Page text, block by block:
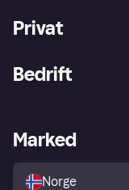
Privat
Utforsk butikker
Bedrift
Merchant portal
Marked
Norge